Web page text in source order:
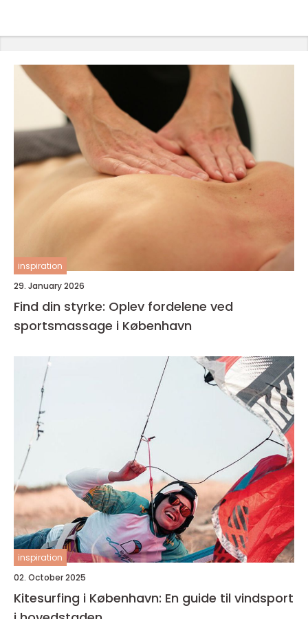
inspiration
29. January 2026
Find din styrke: Oplev fordelene ved
sportsmassage i København
inspiration
02. October 2025
Kitesurfing i København: En guide til vindsport